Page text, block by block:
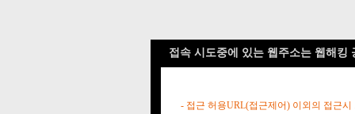
접속 시도중에 있는 웹주소는 웹해킹
- 접근 허용URL(접근제어) 이외의 접근시